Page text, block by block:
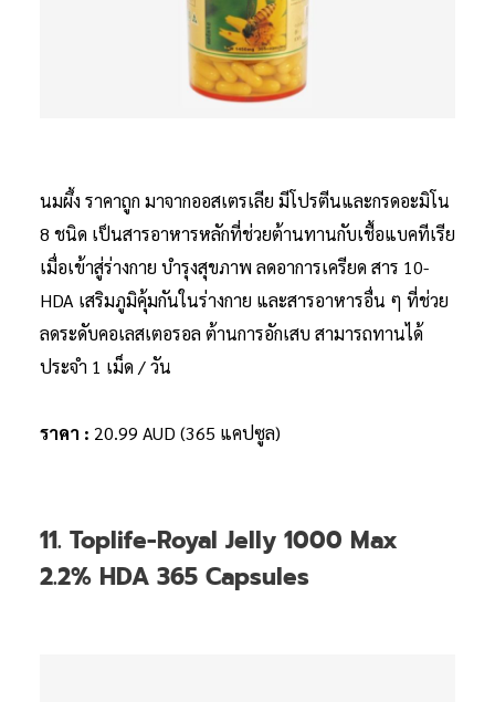
นมผึ้ง ราคาถูก มาจากออสเตรเลีย มีโปรตีนและกรดอะมิโน
8 ชนิด เป็นสารอาหารหลักที่ช่วยต้านทานกับเชื้อแบคทีเรีย
เมื่อเข้าสู่ร่างกาย บำรุงสุขภาพ ลดอาการเครียด สาร 10-
HDA เสริมภูมิคุ้มกันในร่างกาย และสารอาหารอื่น ๆ ที่ช่วย
ลดระดับคอเลสเตอรอล ต้านการอักเสบ สามารถทานได้
ประจำ 1 เม็ด / วัน
ราคา : 20.99 AUD (365 แคปซูล)
11. Toplife-Royal Jelly 1000 Max
2.2% HDA 365 Capsules